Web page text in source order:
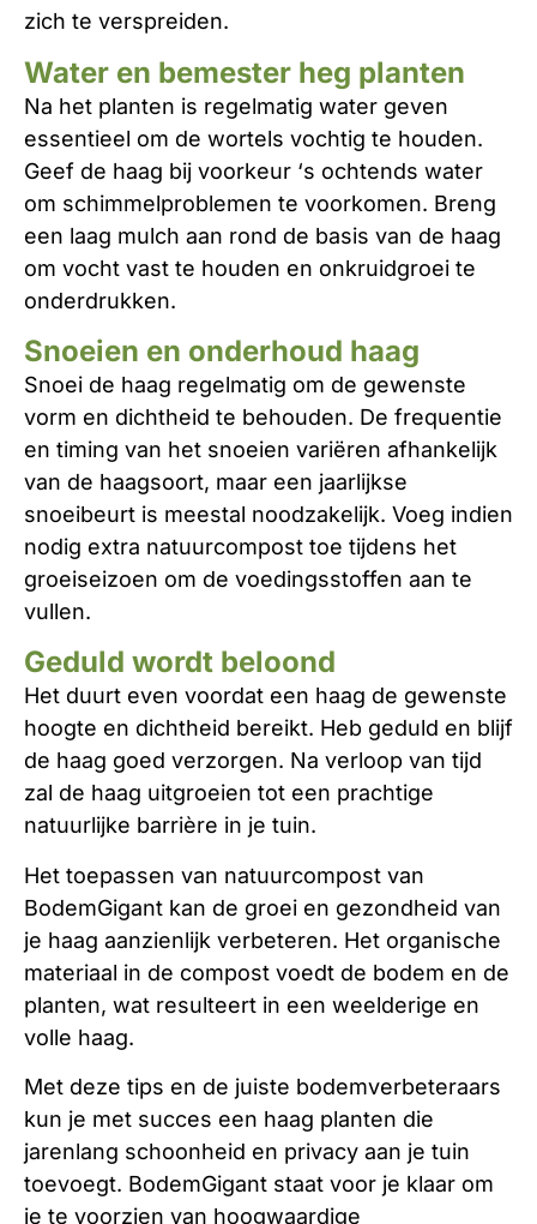
zich te verspreiden.
Water en bemester heg planten
Na het planten is regelmatig water geven
essentieel om de wortels vochtig te houden.
Geef de haag bij voorkeur ‘s ochtends water
om schimmelproblemen te voorkomen. Breng
een laag mulch aan rond de basis van de haag
om vocht vast te houden en onkruidgroei te
onderdrukken.
Snoeien en onderhoud haag
Snoei de haag regelmatig om de gewenste
vorm en dichtheid te behouden. De frequentie
en timing van het snoeien variëren afhankelijk
van de haagsoort, maar een jaarlijkse
snoeibeurt is meestal noodzakelijk. Voeg indien
nodig extra natuurcompost toe tijdens het
groeiseizoen om de voedingsstoffen aan te
vullen.
Geduld wordt beloond
Het duurt even voordat een haag de gewenste
hoogte en dichtheid bereikt. Heb geduld en blijf
de haag goed verzorgen. Na verloop van tijd
zal de haag uitgroeien tot een prachtige
natuurlijke barrière in je tuin.
Het toepassen van natuurcompost van
BodemGigant kan de groei en gezondheid van
je haag aanzienlijk verbeteren. Het organische
materiaal in de compost voedt de bodem en de
planten, wat resulteert in een weelderige en
volle haag.
Met deze tips en de juiste bodemverbeteraars
kun je met succes een haag planten die
jarenlang schoonheid en privacy aan je tuin
toevoegt. BodemGigant staat voor je klaar om
je te voorzien van hoogwaardige